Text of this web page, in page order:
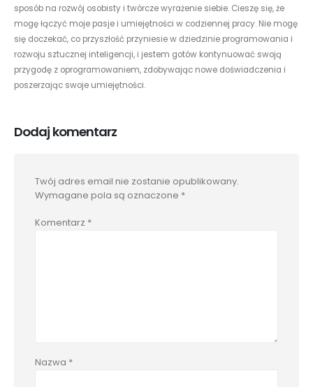
sposób na rozwój osobisty i twórcze wyrażenie siebie. Cieszę się, że
mogę łączyć moje pasje i umiejętności w codziennej pracy. Nie mogę
się doczekać, co przyszłość przyniesie w dziedzinie programowania i
rozwoju sztucznej inteligencji, i jestem gotów kontynuować swoją
przygodę z oprogramowaniem, zdobywając nowe doświadczenia i
poszerzając swoje umiejętności.
Dodaj komentarz
Twój adres email nie zostanie opublikowany.
Wymagane pola są oznaczone *
Komentarz *
Nazwa *